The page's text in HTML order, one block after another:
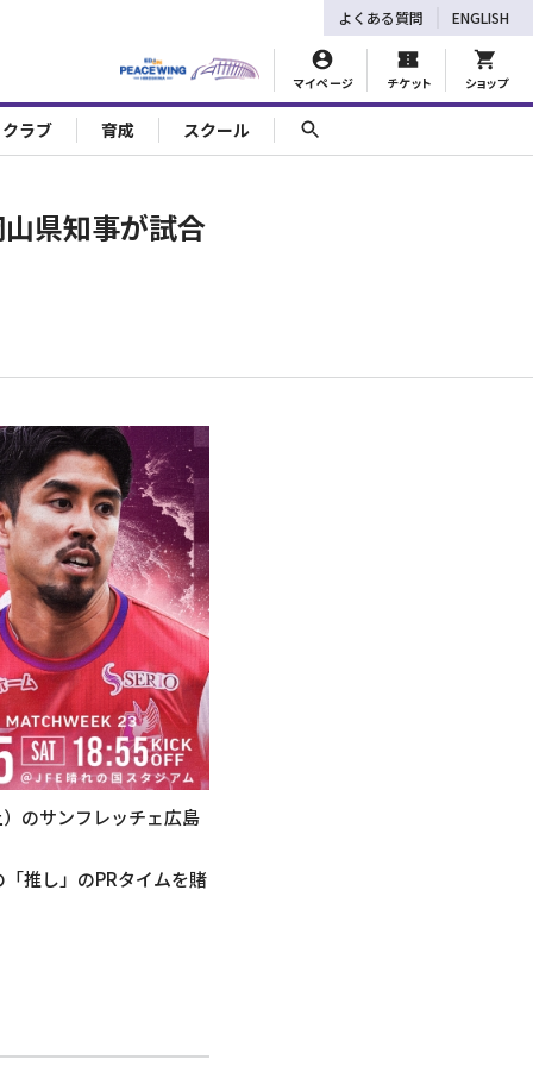
マイページ チケット ショップ
よくある質問 ENGLISH
ラブ 育成 スクール
県知事が試合
のサンフレッチェ広島
推し」のPRタイムを賭